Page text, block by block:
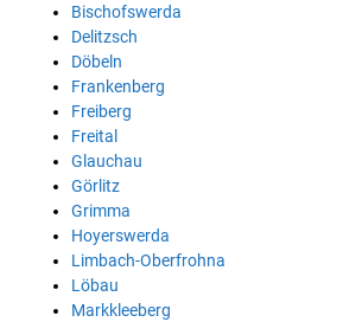
Bischofswerda
Delitzsch
Döbeln
Frankenberg
Freiberg
Freital
Glauchau
Görlitz
Grimma
Hoyerswerda
Limbach-Oberfrohna
Löbau
Markkleeberg